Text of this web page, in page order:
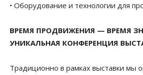
• Оборудование и технологии для
ВРЕМЯ ПРОДВИЖЕНИЯ — ВРЕМЯ
УНИКАЛЬНАЯ КОНФЕРЕНЦИЯ
Традиционно в рамках выставки мы